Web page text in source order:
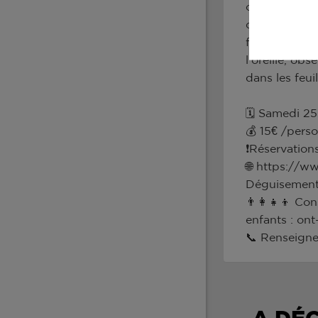
curieux, la
dansantes,
frissons
l’oreille,
dans les
🗓️ Samedi
💰 15€ /
🌐 https://
👨‍👩‍👧‍👦
enfants :
📞